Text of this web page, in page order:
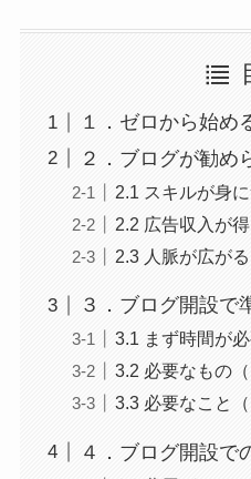
１．ゼロから始め
２．ブログが勧め
2.1 スキルが身に
2.2 広告収入が
2.3 人脈が広がる
３．ブログ開設で
3.1 まず時間が必
3.2 必要なもの（
3.3 必要なこと（
４．ブログ開設で